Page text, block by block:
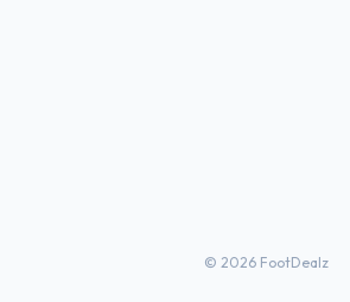
© 2026FootDealz